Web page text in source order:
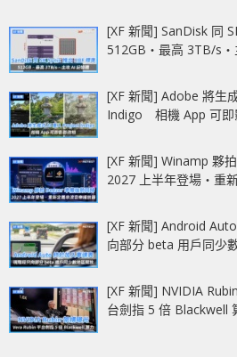
[XF 新聞] SanDisk 同
512GB‧最高 3TB/s‧
[XF 新聞] Adobe 將生
Indigo 相機 App 可即
[XF 新聞] Winamp 夥
2027 上半年登場‧重
[XF 新聞] Android
向部分 beta 用戶同少
[XF 新聞] NVIDIA
台劍指 5 倍 Blackwell